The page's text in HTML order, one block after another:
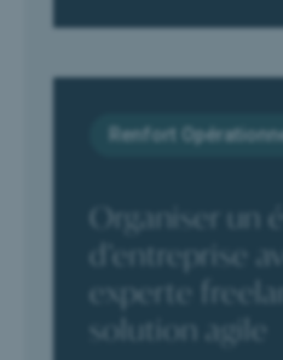
Organiser un
d’entreprise
experte
solution agile
Renfort